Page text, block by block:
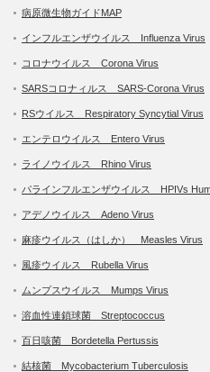
病原微生物ガイドMAP
インフルエンザウイルス Influenza Virus
コロナウイルス Corona Virus
SARSコロナィルス SARS-Corona Virus
RSウイルス Respiratory Syncytial Virus
エンテロウイルス Entero Virus
ライノウイルス Rhino Virus
パラインフルエンザウイルス HPIVs
アデノウイルス Adeno Virus
麻疹ウイルス（はしか） Measles Virus
風疹ウイルス Rubella Virus
ムンプスウイルス Mumps Virus
溶血性連鎖球菌 Streptococcus
百日咳菌 Bordetella Pertussis
結核菌 Mycobacterium Tuberculosis